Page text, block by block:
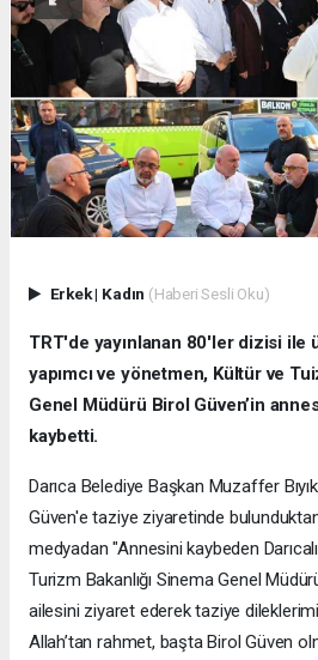
Erkek| Kadın (Haberi Sesli Oku)
TRT'de yayınlanan 80'ler dizisi ile
yapımcı ve yönetmen, Kültür ve
Genel Müdürü Birol Güven’in
kaybetti.
Darıca Belediye Başkan Muzaffer
Güven'e taziye ziyaretinde
medyadan "Annesini kaybeden
Turizm Bakanlığı Sinema Genel
ailesini ziyaret ederek taziye
Allah’tan rahmet, başta Birol Güven